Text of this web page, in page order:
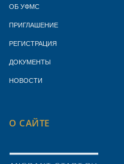
ОБ УФМС
ПРИГЛАШЕНИЕ
РЕГИСТРАЦИЯ
ДОКУМЕНТЫ
НОВОСТИ
О САЙТЕ